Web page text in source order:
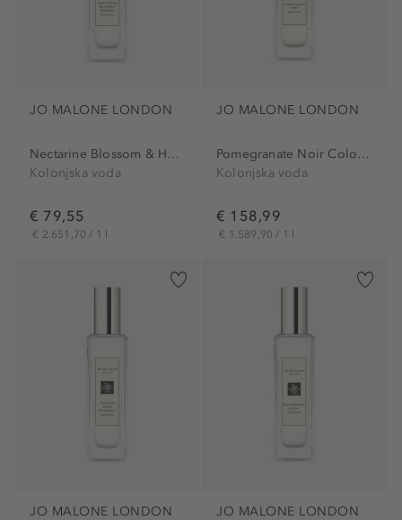
JO MALONE LONDON
Nectarine Blossom & Honey...
Kolonjska voda
€ 79,55
€ 2.651,70 / 1 l
JO MALONE LONDON
Pomegranate Noir Cologne
Kolonjska voda
€ 158,99
€ 1.589,90 / 1 l
JO MALONE LONDON JO MALONE LONDON